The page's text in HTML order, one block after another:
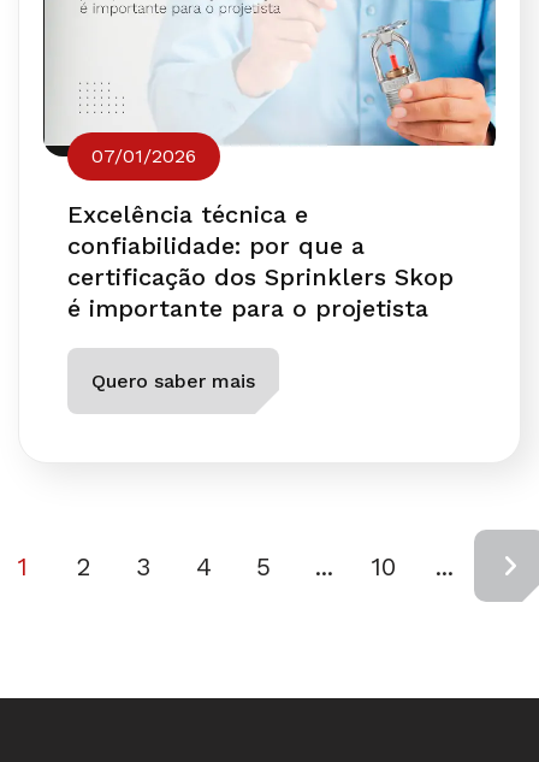
07/01/2026
Excelência técnica e
confiabilidade: por que a
certificação dos Sprinklers Skop
é importante para o projetista
Quero saber mais
1 2 3 4 5 ... 10 ...